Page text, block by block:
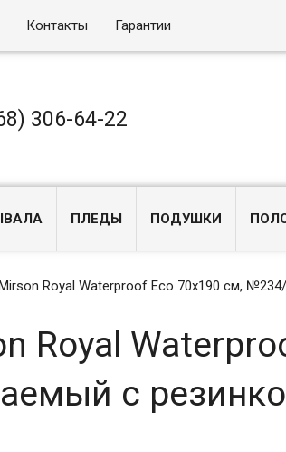
Контакты Гарантии
306-64-22
ПЛЕДЫ ПОДУШКИ
Royal Waterproof Eco 70x190 см,
Royal
с